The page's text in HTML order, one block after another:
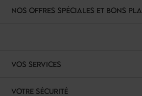
NOS OFFRES SPÉCIALES ET BONS
VOS SERVICES
VOTRE SÉCURITÉ